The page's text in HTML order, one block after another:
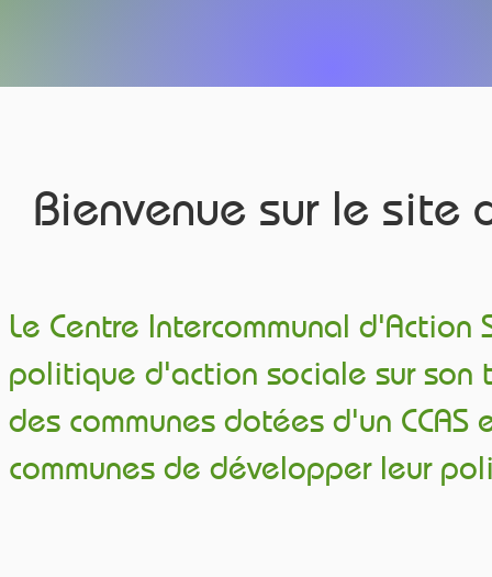
Bienvenue sur le site
Le Centre Intercommunal
politique d'action sociale sur
des communes dotées d'un
communes de développer leur